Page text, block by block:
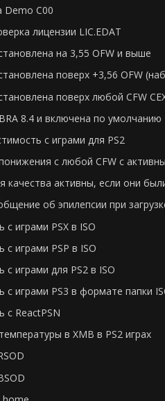
Demo C00
лицензии LIC.EDAT
на 3,55 OFW и выше
поверх +3,56 OFW
поверх любой CFW
8.4 ​и включена по умолчанию
с играми для PS2
с любой CFW с
качества активны, если они
об эпилепсии при
играми PSX в ISO
играми PSP в ISO
с играми для PS2 в ISO
с играми PS3 в формате папки
с ReactPSN
в XMB в PS2 играх